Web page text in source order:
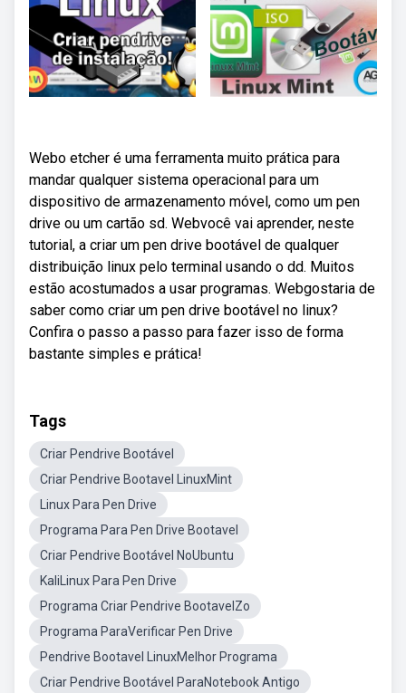
Webo etcher é uma ferramenta muito prática para
mandar qualquer sistema operacional para um
dispositivo de armazenamento móvel, como um pen
drive ou um cartão sd. Webvocê vai aprender, neste
tutorial, a criar um pen drive bootável de qualquer
distribuição linux pelo terminal usando o dd. Muitos
estão acostumados a usar programas. Webgostaria de
saber como criar um pen drive bootável no linux?
Confira o passo a passo para fazer isso de forma
bastante simples e prática!
Tags
Criar Pendrive Bootável
Criar Pendrive Bootavel LinuxMint
Linux Para Pen Drive
Programa Para Pen Drive Bootavel
Criar Pendrive Bootável NoUbuntu
KaliLinux Para Pen Drive
Programa Criar Pendrive BootavelZo
Programa ParaVerificar Pen Drive
Pendrive Bootavel LinuxMelhor Programa
Criar Pendrive Bootável ParaNotebook Antigo